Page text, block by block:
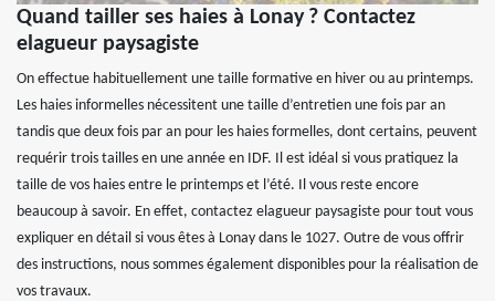
Quand tailler ses haies à Lonay ? Contactez
elagueur paysagiste
On effectue habituellement une taille formative en hiver ou au printemps.
Les haies informelles nécessitent une taille d’entretien une fois par an
tandis que deux fois par an pour les haies formelles, dont certains, peuvent
requérir trois tailles en une année en IDF. Il est idéal si vous pratiquez la
taille de vos haies entre le printemps et l’été. Il vous reste encore
beaucoup à savoir. En effet, contactez elagueur paysagiste pour tout vous
expliquer en détail si vous êtes à Lonay dans le 1027. Outre de vous offrir
des instructions, nous sommes également disponibles pour la réalisation de
vos travaux.